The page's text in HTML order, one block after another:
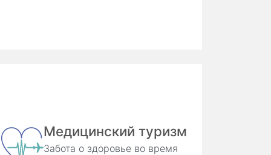
Медицинский туризм
Забота о здоровье во время